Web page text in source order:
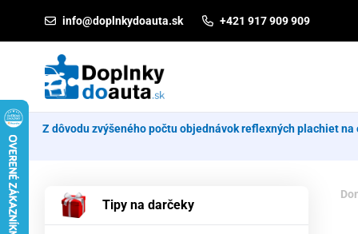
info@doplnkydoauta.sk +421 917 909 909
Z dôvodu zvýšeného počtu objednávok reflexných plachiet
Tipy na darčeky